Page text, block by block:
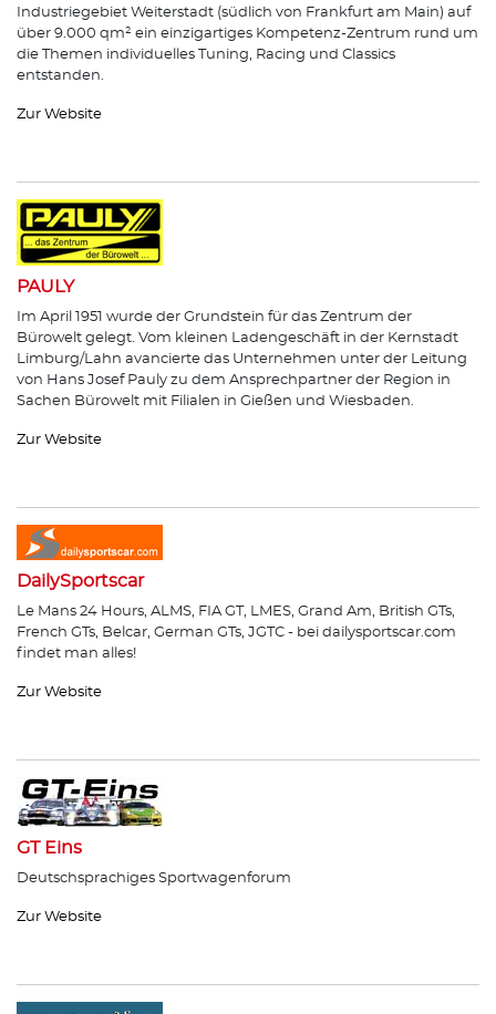
Industriegebiet Weiterstadt (südlich von Frankfurt am Main) auf
über 9.000 qm² ein einzigartiges Kompetenz-Zentrum rund um
die Themen individuelles Tuning, Racing und Classics
entstanden.
Zur Website
PAULY
Im April 1951 wurde der Grundstein für das Zentrum der
Bürowelt gelegt. Vom kleinen Ladengeschäft in der Kernstadt
Limburg/Lahn avancierte das Unternehmen unter der Leitung
von Hans Josef Pauly zu dem Ansprechpartner der Region in
Sachen Bürowelt mit Filialen in Gießen und Wiesbaden.
Zur Website
DailySportscar
Le Mans 24 Hours, ALMS, FIA GT, LMES, Grand Am, British GTs,
French GTs, Belcar, German GTs, JGTC - bei dailysportscar.com
findet man alles!
Zur Website
GT Eins
Deutschsprachiges Sportwagenforum
Zur Website